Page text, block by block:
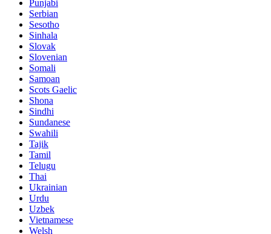
Punjabi
Serbian
Sesotho
Sinhala
Slovak
Slovenian
Somali
Samoan
Scots Gaelic
Shona
Sindhi
Sundanese
Swahili
Tajik
Tamil
Telugu
Thai
Ukrainian
Urdu
Uzbek
Vietnamese
Welsh